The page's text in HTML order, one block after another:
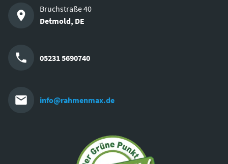
Bruchstraße 40
Detmold, DE
05231 5690740
info@rahmenmax.de